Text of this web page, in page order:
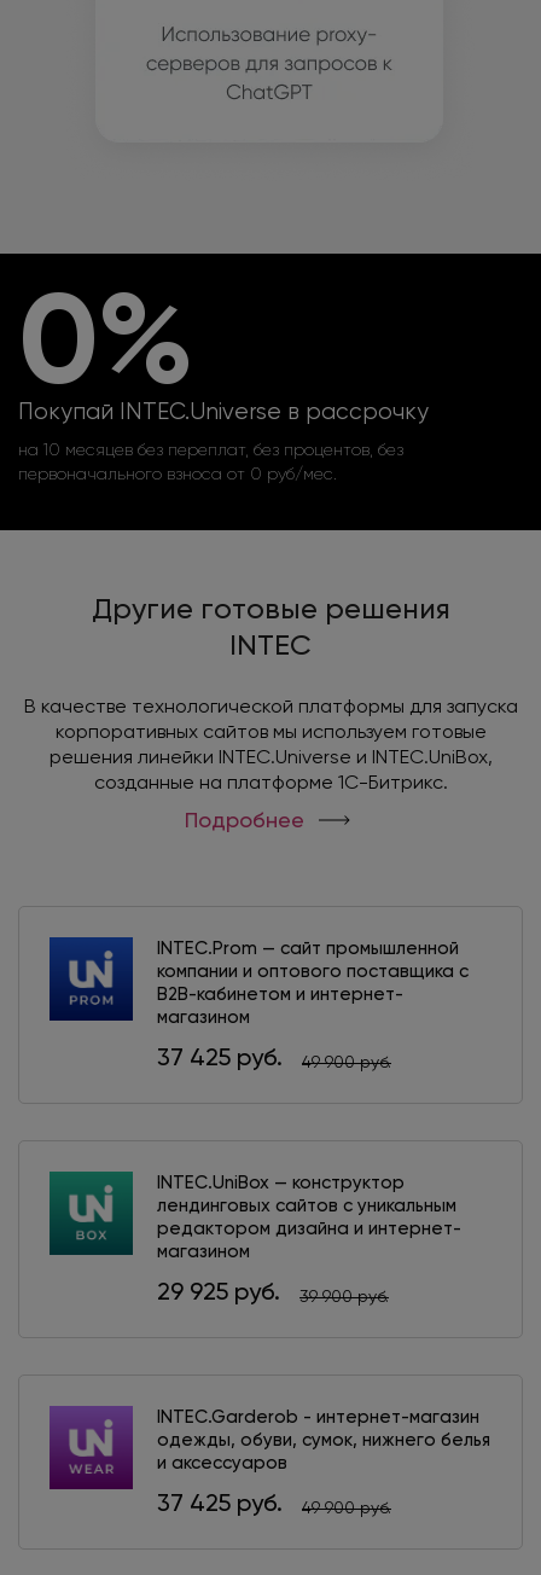
0%
Покупай INTEC.Universe в рассрочку
на 10 месяцев без переплат, без процентов, без
первоначального взноса от 0 руб/мес.
Другие готовые решения
INTEC
В качестве технологической платформы для запуска
корпоративных сайтов мы используем готовые
решения линейки INTEC.Universe и INTEC.UniBox,
созданные на платформе 1С-Битрикс.
Подробнее
INTEC.Prom — сайт промышленной
компании и оптового поставщика с
B2B-кабинетом и интернет-
магазином
37 425 руб. 49 900 руб.
INTEC.UniBox — конструктор
лендинговых сайтов с уникальным
редактором дизайна и интернет-
магазином
29 925 руб. 39 900 руб.
INTEC.Garderob - интернет-магазин
одежды, обуви, сумок, нижнего белья
и аксессуаров
37 425 руб. 49 900 руб.